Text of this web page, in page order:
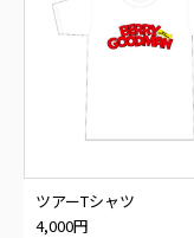
ツアーTシャツ
4,000円